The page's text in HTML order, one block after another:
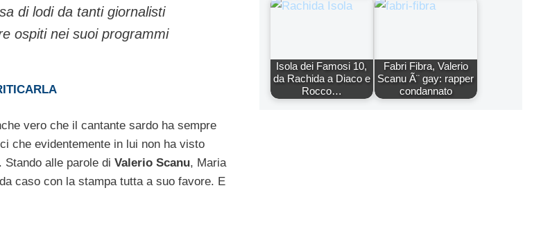
di lodi da tanti giornalisti
ospiti nei suoi programmi
vero che il cantante sardo ha sempre
che evidentemente in lui non ha visto
alle parole di Valerio Scanu, Maria
caso con la stampa tutta a suo favore. E
Isola dei Famosi 10,
da Rachida a Diaco e
Rocco…
Fabri Fibra, Valerio
Scanu Ã¨ gay: rapper
condannato